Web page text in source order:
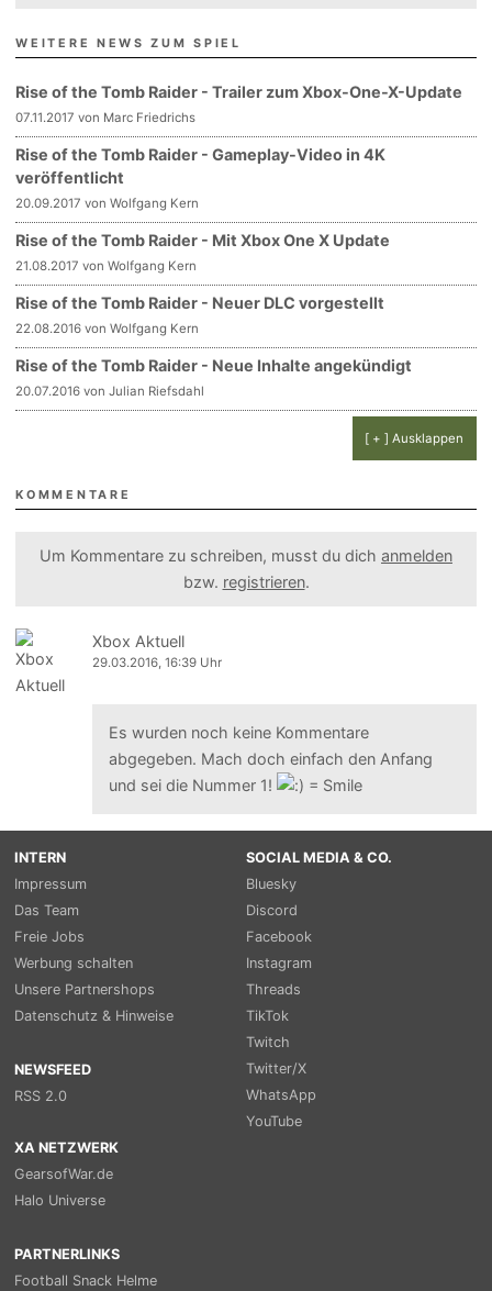
WEITERE NEWS ZUM SPIEL
Rise of the Tomb Raider - Trailer zum Xbox-One-X-Update
07.11.2017 von Marc Friedrichs
Rise of the Tomb Raider - Gameplay-Video in 4K
veröffentlicht
20.09.2017 von Wolfgang Kern
Rise of the Tomb Raider - Mit Xbox One X Update
21.08.2017 von Wolfgang Kern
Rise of the Tomb Raider - Neuer DLC vorgestellt
22.08.2016 von Wolfgang Kern
Rise of the Tomb Raider - Neue Inhalte angekündigt
20.07.2016 von Julian Riefsdahl
[ + ] Ausklappen
KOMMENTARE
Um Kommentare zu schreiben, musst du dich anmelden
bzw. registrieren.
Xbox Aktuell
29.03.2016, 16:39 Uhr
Es wurden noch keine Kommentare
abgegeben. Mach doch einfach den Anfang
und sei die Nummer 1!
INTERN
Impressum
Das Team
Freie Jobs
Werbung schalten
Unsere Partnershops
Datenschutz & Hinweise
NEWSFEED
RSS 2.0
SOCIAL MEDIA & CO.
Bluesky
Discord
Facebook
Instagram
Threads
TikTok
Twitch
Twitter/X
WhatsApp
YouTube
XA NETZWERK
GearsofWar.de
Halo Universe
PARTNERLINKS
Football Snack Helme